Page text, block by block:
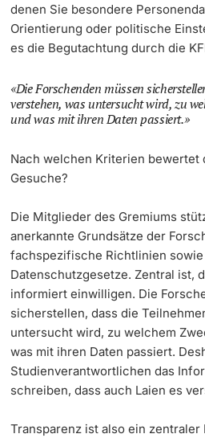
denen Sie besondere
Orientierung oder politische
es die Begutachtung durch die
Die Forschenden müssen
verstehen, was untersucht wird, zu
und was mit ihren Daten passiert.
Nach welchen Kriterien bewertet
Gesuche?
Die Mitglieder des Gremiums
anerkannte Grundsätze der
fachspezifische Richtlinien
Datenschutzgesetze. Zentral ist,
informiert einwilligen. Die
sicherstellen, dass die
untersucht wird, zu welchem
was mit ihren Daten passiert.
Studienverantwortlichen das
schreiben, dass auch Laien es
Transparenz ist also ein zentraler